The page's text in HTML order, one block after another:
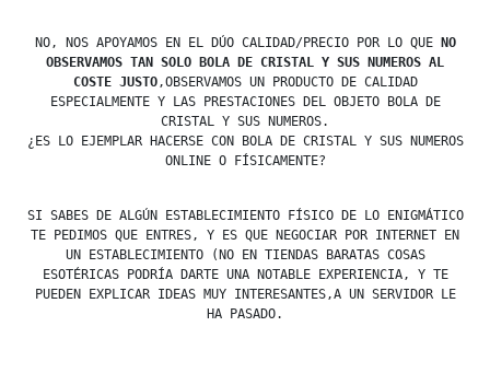
NO, NOS APOYAMOS EN EL DÚO CALIDAD/PRECIO POR LO QUE
NO
OBSERVAMOS TAN SOLO BOLA DE CRISTAL Y SUS NUMEROS AL
COSTE JUSTO,OBSERVAMOS UN PRODUCTO DE CALIDAD
ESPECIALMENTE Y LAS PRESTACIONES DEL OBJETO BOLA DE
CRISTAL Y SUS NUMEROS.
¿ES LO EJEMPLAR HACERSE CON BOLA DE CRISTAL Y SUS NUMEROS
ONLINE O FÍSICAMENTE?
SI SABES DE ALGÚN ESTABLECIMIENTO FÍSICO DE LO ENIGMÁTICO
TE PEDIMOS QUE ENTRES, Y ES QUE NEGOCIAR POR INTERNET EN
UN ESTABLECIMIENTO (NO EN TIENDAS BARATAS COSAS
ESOTÉRICAS PODRÍA DARTE UNA NOTABLE EXPERIENCIA, Y TE
PUEDEN EXPLICAR IDEAS MUY INTERESANTES,A UN SERVIDOR LE
HA PASADO.